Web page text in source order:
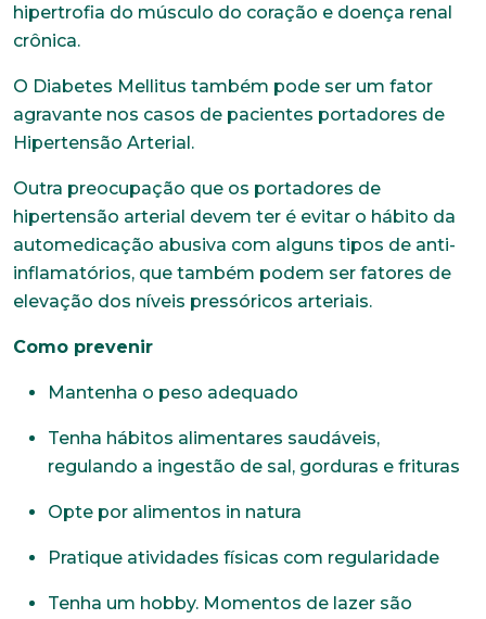
hipertrofia do músculo do coração e doença renal
crônica.
O Diabetes Mellitus também pode ser um fator
agravante nos casos de pacientes portadores de
Hipertensão Arterial.
Outra preocupação que os portadores de
hipertensão arterial devem ter é evitar o hábito da
automedicação abusiva com alguns tipos de anti-
inflamatórios, que também podem ser fatores de
elevação dos níveis pressóricos arteriais.
Como prevenir
Mantenha o peso adequado
Tenha hábitos alimentares saudáveis,
regulando a ingestão de sal, gorduras e frituras
Opte por alimentos in natura
Pratique atividades físicas com regularidade
Tenha um hobby. Momentos de lazer são